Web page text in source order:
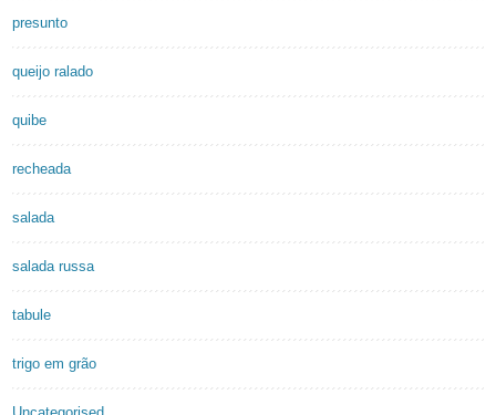
presunto
queijo ralado
quibe
recheada
salada
salada russa
tabule
trigo em grão